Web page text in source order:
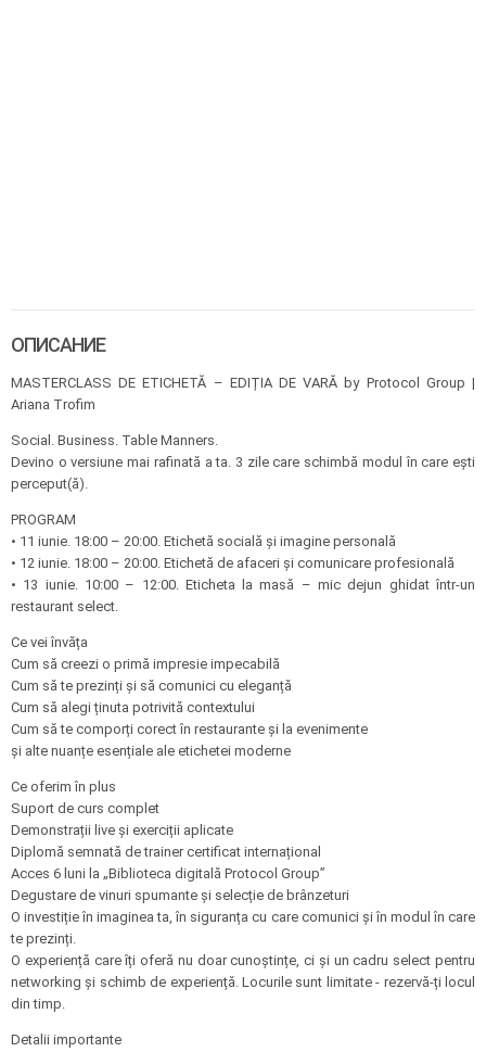
ОПИСАНИЕ
MASTERCLASS DE ETICHETĂ – EDIȚIA DE VARĂ by Protocol Group |
Ariana Trofim
Social. Business. Table Manners.
Devino o versiune mai rafinată a ta. 3 zile care schimbă modul în care ești
perceput(ă).
PROGRAM
• 11 iunie. 18:00 – 20:00. Etichetă socială și imagine personală
• 12 iunie. 18:00 – 20:00. Etichetă de afaceri și comunicare profesională
• 13 iunie. 10:00 – 12:00. Eticheta la masă – mic dejun ghidat într-un
restaurant select.
Ce vei învăța
Cum să creezi o primă impresie impecabilă
Cum să te prezinți și să comunici cu eleganță
Cum să alegi ținuta potrivită contextului
Cum să te comporți corect în restaurante și la evenimente
și alte nuanțe esențiale ale etichetei moderne
Ce oferim în plus
Suport de curs complet
Demonstrații live și exerciții aplicate
Diplomă semnată de trainer certificat internațional
Acces 6 luni la „Biblioteca digitală Protocol Group”
Degustare de vinuri spumante și selecție de brânzeturi
O investiție în imaginea ta, în siguranța cu care comunici și în modul în care
te prezinți.
O experiență care îți oferă nu doar cunoștințe, ci și un cadru select pentru
networking și schimb de experiență. Locurile sunt limitate - rezervă-ți locul
din timp.
Detalii importante